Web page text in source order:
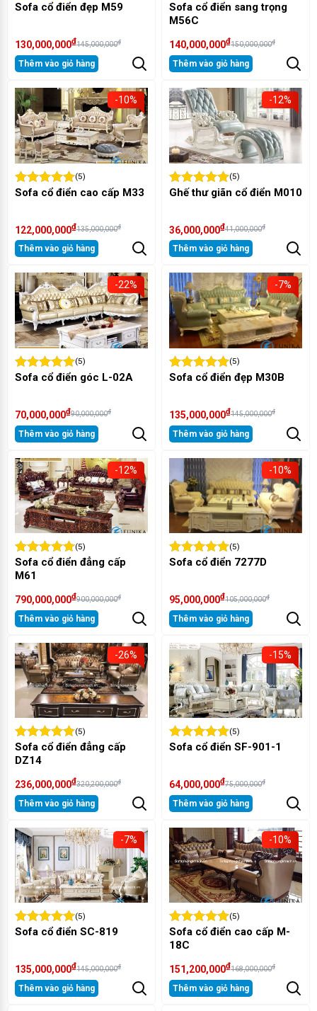
Sofa cổ điển đẹp M59
130,000,000₫145,000,000₫
Thêm vào giỏ hàng
Sofa cổ điển sang trọng
M56C
140,000,000₫150,000,000₫
Thêm vào giỏ hàng
-10%
(5)
Sofa cổ điển cao cấp M33
122,000,000₫135,000,000₫
Thêm vào giỏ hàng
-12%
(5)
Ghế thư giãn cổ điển M010
36,000,000₫41,000,000₫
Thêm vào giỏ hàng
-22%
(5)
Sofa cổ điển góc L-02A
70,000,000₫90,000,000₫
Thêm vào giỏ hàng
-7%
(5)
Sofa cổ điển đẹp M30B
135,000,000₫145,000,000₫
Thêm vào giỏ hàng
-12%
(5)
Sofa cổ điển đẳng cấp
M61
790,000,000₫900,000,000₫
Thêm vào giỏ hàng
-10%
(5)
Sofa cổ điển 7277D
95,000,000₫105,000,000₫
Thêm vào giỏ hàng
-26%
(5)
Sofa cổ điển đẳng cấp
DZ14
236,000,000₫320,200,000₫
Thêm vào giỏ hàng
-15%
(5)
Sofa cổ điển SF-901-1
64,000,000₫75,000,000₫
Thêm vào giỏ hàng
-7%
(5)
Sofa cổ điển SC-819
135,000,000₫145,000,000₫
Thêm vào giỏ hàng
-10%
(5)
Sofa cổ điển cao cấp M-
18C
151,200,000₫168,000,000₫
Thêm vào giỏ hàng